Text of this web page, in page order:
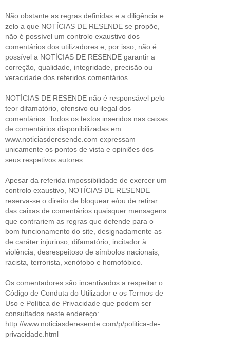
Não obstante as regras definidas e a diligência e
zelo a que NOTÍCIAS DE RESENDE se propõe,
não é possível um controlo exaustivo dos
comentários dos utilizadores e, por isso, não é
possível a NOTÍCIAS DE RESENDE garantir a
correção, qualidade, integridade, precisão ou
veracidade dos referidos comentários.
NOTÍCIAS DE RESENDE não é responsável pelo
teor difamatório, ofensivo ou ilegal dos
comentários. Todos os textos inseridos nas caixas
de comentários disponibilizadas em
www.noticiasderesende.com expressam
unicamente os pontos de vista e opiniões dos
seus respetivos autores.
Apesar da referida impossibilidade de exercer um
controlo exaustivo, NOTÍCIAS DE RESENDE
reserva-se o direito de bloquear e/ou de retirar
das caixas de comentários quaisquer mensagens
que contrariem as regras que defende para o
bom funcionamento do site, designadamente as
de caráter injurioso, difamatório, incitador à
violência, desrespeitoso de símbolos nacionais,
racista, terrorista, xenófobo e homofóbico.
Os comentadores são incentivados a respeitar o
Código de Conduta do Utilizador e os Termos de
Uso e Política de Privacidade que podem ser
consultados neste endereço:
http://www.noticiasderesende.com/p/politica-de-
privacidade.html